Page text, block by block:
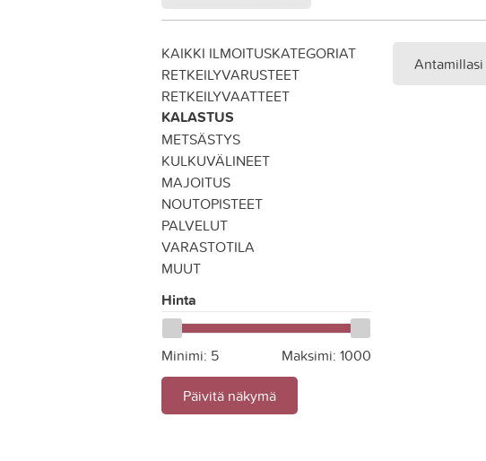
KAIKKI ILMOITUSKATEGORIAT
RETKEILYVARUSTEET
RETKEILYVAATTEET
KALASTUS
METSÄSTYS
KULKUVÄLINEET
MAJOITUS
NOUTOPISTEET
PALVELUT
VARASTOTILA
MUUT
Hinta
Minimi: 5 Maksimi: 1000
Päivitä näkymä